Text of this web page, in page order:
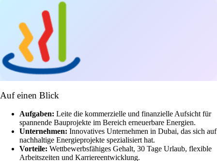
Auf einen Blick
Aufgaben: Leite die kommerzielle und finanzielle Aufsicht für
spannende Bauprojekte im Bereich erneuerbare Energien.
Unternehmen: Innovatives Unternehmen in Dubai, das sich auf
nachhaltige Energieprojekte spezialisiert hat.
Vorteile: Wettbewerbsfähiges Gehalt, 30 Tage Urlaub, flexible
Arbeitszeiten und Karriereentwicklung.